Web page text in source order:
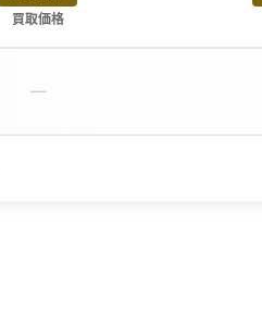
買取価格
－